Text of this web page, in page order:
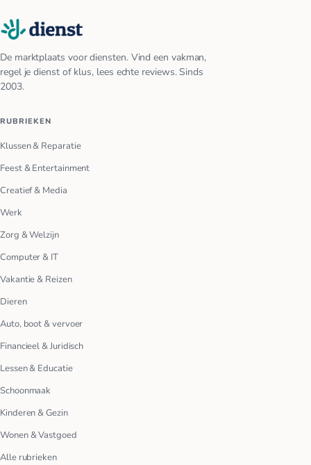
De marktplaats voor diensten. Vind een vakman,
regel je dienst of klus, lees echte reviews. Sinds
2003.
RUBRIEKEN
Klussen & Reparatie
Feest & Entertainment
Creatief & Media
Werk
Zorg & Welzijn
Computer & IT
Vakantie & Reizen
Dieren
Auto, boot & vervoer
Financieel & Juridisch
Lessen & Educatie
Schoonmaak
Kinderen & Gezin
Wonen & Vastgoed
Alle rubrieken